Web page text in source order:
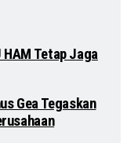
Tetap Jaga
Gea Tegaskan